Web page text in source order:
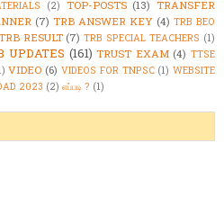
(2) TOP-POSTS (13) TRANSFER
(7) TRB ANSWER KEY (4) TRB BEO
RESULT (7) TRB SPECIAL TEACHERS (1)
UPDATES (161) TRUST EXAM (4) TTSE
VIDEO (6) VIDEOS FOR TNPSC (1) WEBSITE
2023 (2) எப்படி ? (1)